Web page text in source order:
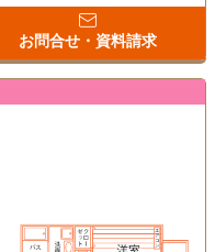
お問合せ・資料請求